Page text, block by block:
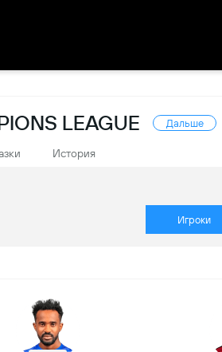
LEAGUE Дальше
История
Игроки